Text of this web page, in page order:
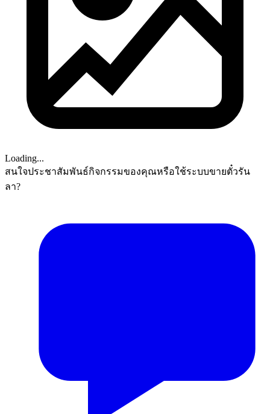
Loading...
สนใจประชาสัมพันธ์กิจกรรมของคุณหรือใช้ระบบขายตั๋วรัน
ลา?